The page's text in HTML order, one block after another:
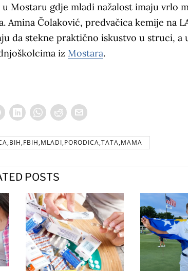
Mostaru gdje mladi nažalost imaju vrlo
Čolaković, predvačica kemije na
da stekne praktično iskustvo u struci, a
iz Mostara.
POSTS